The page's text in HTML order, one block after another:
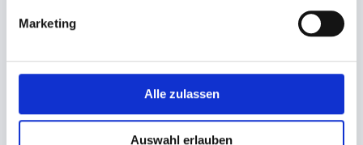
Marketing
Alle zulassen
Auswahl erlauben
Zelltuch 2-lagig natur
Zelltuch 2-lagig natur